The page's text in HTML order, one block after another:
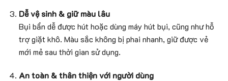
Dễ vệ sinh & giữ màu lâu
Bụi bẩn dễ được hút hoặc dùng máy hút bụi, cũng như hỗ
trợ giặt khô. Màu sắc không bị phai nhanh, giữ được vẻ
mới mẻ sau thời gian sử dụng.
An toàn & thân thiện với người dùng